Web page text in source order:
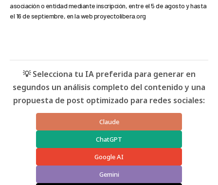
asociación o entidad mediante inscripción, entre el 5 de agosto y hasta
el 16 de septiembre, en la web proyectolibera.org
💡 Selecciona tu IA preferida para generar en
segundos un análisis completo del contenido y una
propuesta de post optimizado para redes sociales:
Claude
ChatGPT
Google AI
Gemini